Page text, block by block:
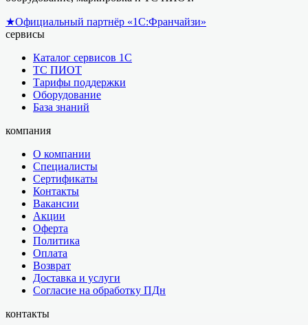
★Официальный партнёр «1С:Франчайзи»
сервисы
Каталог сервисов 1С
ТС ПИОТ
Тарифы поддержки
Оборудование
База знаний
компания
О компании
Специалисты
Сертификаты
Контакты
Вакансии
Акции
Оферта
Политика
Оплата
Возврат
Доставка и услуги
Согласие на обработку ПДн
контакты